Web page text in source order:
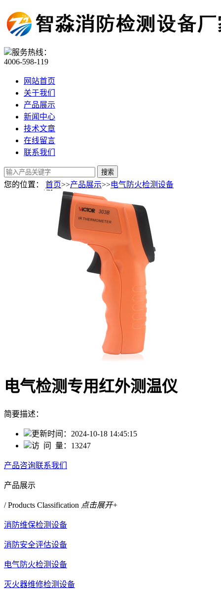
服务热线：
4006-598-119
网站首页
关于我们
产品展示
新闻中心
技术文章
在线留言
联系我们
您的位置： 首页>>产品展示>>电气防火检测设备
电气检测专用红外测温仪
简要描述：
更新时间： 2024-10-18 14:45:15
访 问 量： 13247
产品咨询联系我们
产品展示
/ Products Classification 点击展开+
消防维保检测设备
消防安全评估设备
电气防火检测设备
灭火器维修检测设备